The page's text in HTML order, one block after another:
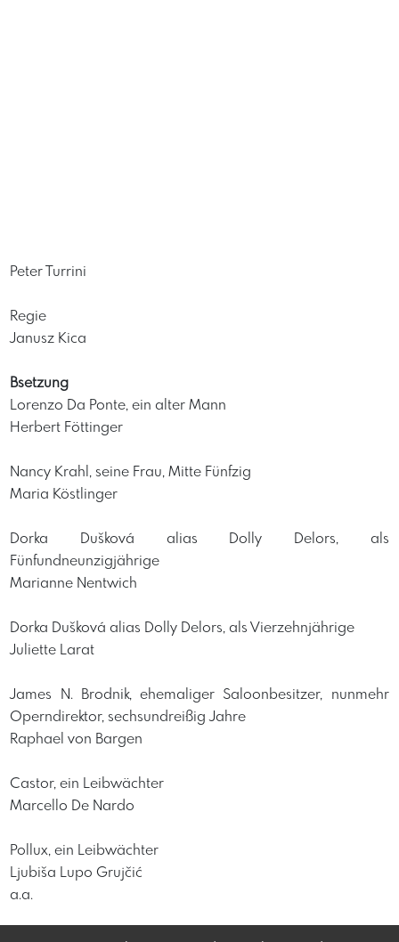
Peter Turrini
Regie
Janusz Kica
Bsetzung
Lorenzo Da Ponte, ein alter Mann
Herbert Föttinger
Nancy Krahl, seine Frau, Mitte Fünfzig
Maria Köstlinger
Dorka Dušková alias Dolly Delors, als
Fünfundneunzigjährige
Marianne Nentwich
Dorka Dušková alias Dolly Delors, als Vierzehnjährige
Juliette Larat
James N. Brodnik, ehemaliger Saloonbesitzer, nunmehr
Operndirektor, sechsundreißig Jahre
Raphael von Bargen
Castor, ein Leibwächter
Marcello De Nardo
Pollux, ein Leibwächter
Ljubiša Lupo Grujčić
a.a.